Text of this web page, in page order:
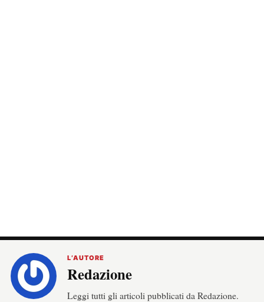
L’AUTORE
Redazione
Leggi tutti gli articoli pubblicati da Redazione.